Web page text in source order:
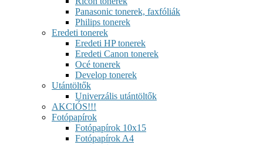
Panasonic tonerek, faxfóliák
Philips tonerek
Eredeti tonerek
Eredeti HP tonerek
Eredeti Canon tonerek
Océ tonerek
Develop tonerek
Utántöltők
Univerzális utántöltők
AKCIÓS!!!
Fotópapírok
Fotópapírok 10x15
Fotópapírok A4